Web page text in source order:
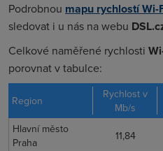
Podrobnou mapu rychlostí
sledovat i u nás na webu
Celkové naměřené rychlosti
porovnat v tabulce:
Region
Rychlost v
Mb/s
Hlavní město
Praha
11,84